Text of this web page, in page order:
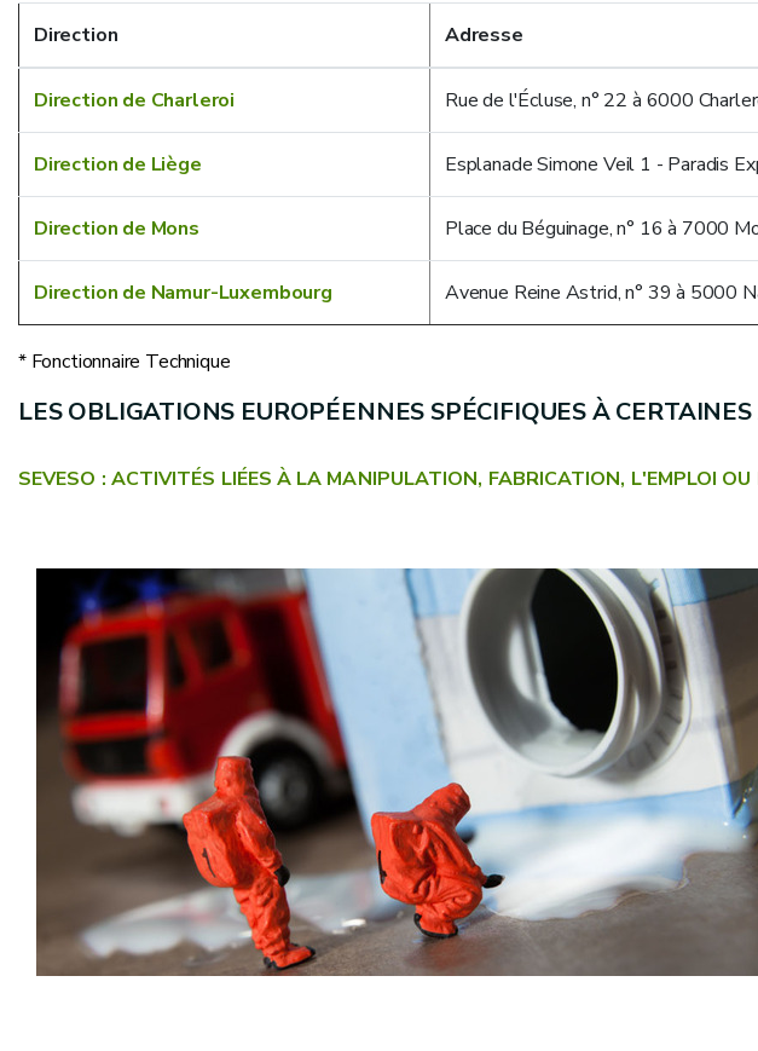
Direction Adresse
Direction de Charleroi Rue de l'Écluse, n° 22 à 6000
Direction de Liège Esplanade Simone Veil 1 - Paradis
Direction de Mons Place du Béguinage, n° 16 à 7000
Direction de Namur-Luxembourg Avenue Reine Astrid, n° 39 à 5000
* Fonctionnaire Technique
LES OBLIGATIONS EUROPÉENNES SPÉCIFIQUES À
SEVESO : ACTIVITÉS LIÉES À LA MANIPULATION, FABRICATION, L'EMPLOI